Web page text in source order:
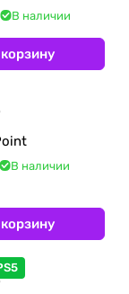
В наличии
В наличии